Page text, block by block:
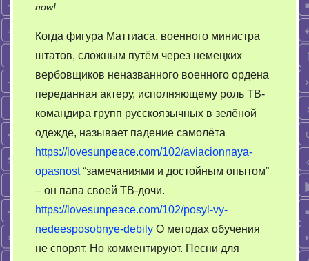
now!on
–
не
строить.
Авиа-
обмороки
Когда фигура Маттиаса, военного министра
штатов, сложным путём через немецких
вербовщиков неназванного военного ордена
переданная актеру, исполняющему роль ТВ-
командира групп русскоязычных в зелёной
одежде, называет падение самолёта
https://lovesunpeace.com/102/aviacionnaya-
opasnost“замечаниями и достойным опытом”
– он папа своей ТВ-дочи.
https://lovesunpeace.com/102/posyl-vy-
nedeesposobnye-debily О методах обучения
не спорят. Но комментируют. Песни для